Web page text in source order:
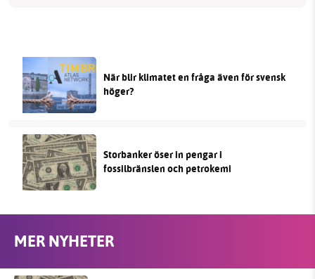
När blir klimatet en fråga även för svensk
höger?
Storbanker öser in pengar i
fossilbränslen och petrokemi
MER NYHETER